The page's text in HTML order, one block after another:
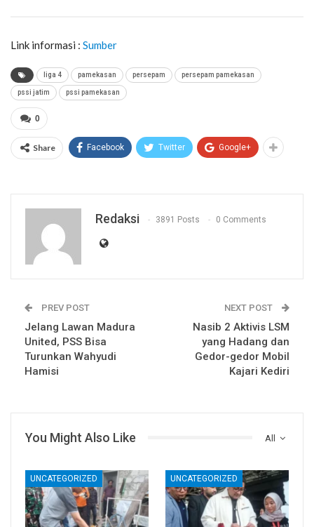
Link informasi : Sumber
liga 4 pamekasan persepam persepam pamekasan
pssi jatim pssi pamekasan
0
Share Facebook Twitter Google+
Redaksi 3891 Posts 0 Comments
PREV POST
Jelang Lawan Madura
United, PSS Bisa
Turunkan Wahyudi
Hamisi
NEXT POST
Nasib 2 Aktivis LSM
yang Hadang dan
Gedor-gedor Mobil
Kajari Kediri
All
You Might Also Like
UNCATEGORIZED UNCATEGORIZED